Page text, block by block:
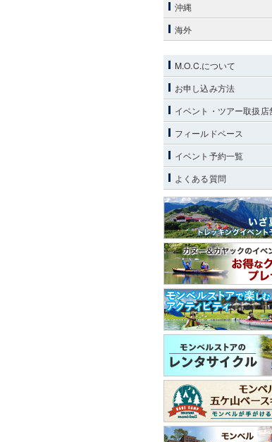
沖縄
海外
M.O.C.について
お申し込み方法
イベント・ツアー取扱店
フィールドベース
イベント予約一覧
よくある質問